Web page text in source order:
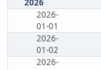
2026
2026-
01-01
2026-
01-02
2026-